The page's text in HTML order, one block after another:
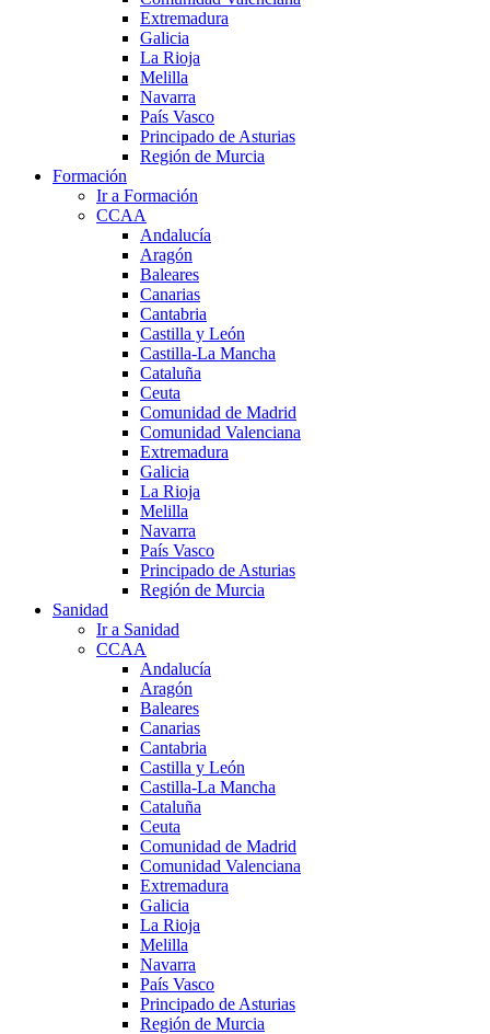
Extremadura
Galicia
La Rioja
Melilla
Navarra
País Vasco
Principado de Asturias
Región de Murcia
Formación
Ir a Formación
CCAA
Andalucía
Aragón
Baleares
Canarias
Cantabria
Castilla y León
Castilla-La Mancha
Cataluña
Ceuta
Comunidad de Madrid
Comunidad Valenciana
Extremadura
Galicia
La Rioja
Melilla
Navarra
País Vasco
Principado de Asturias
Región de Murcia
Sanidad
Ir a Sanidad
CCAA
Andalucía
Aragón
Baleares
Canarias
Cantabria
Castilla y León
Castilla-La Mancha
Cataluña
Ceuta
Comunidad de Madrid
Comunidad Valenciana
Extremadura
Galicia
La Rioja
Melilla
Navarra
País Vasco
Principado de Asturias
Región de Murcia